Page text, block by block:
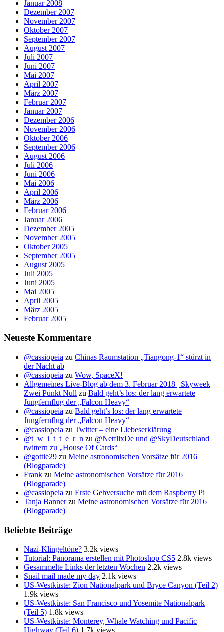
Januar 2008
Dezember 2007
November 2007
Oktober 2007
September 2007
August 2007
Juli 2007
Juni 2007
Mai 2007
April 2007
März 2007
Februar 2007
Januar 2007
Dezember 2006
November 2006
Oktober 2006
September 2006
August 2006
Juli 2006
Juni 2006
Mai 2006
April 2006
März 2006
Februar 2006
Januar 2006
Dezember 2005
November 2005
Oktober 2005
September 2005
August 2005
Juli 2005
Juni 2005
Mai 2005
April 2005
März 2005
Februar 2005
Neueste Kommentare
@cassiopeia zu Chinas Raumstation „Tiangong-1“ stürzt in
der Nacht ab
@cassiopeia zu Wow, SpaceX!
Allgemeines Live-Blog ab dem 3. Februar 2018 | Skyweek
Zwei Punkt Null zu Bald geht’s los: der lang erwartete
Jungfernflug der „Falcon Heavy“
@cassiopeia zu Bald geht’s los: der lang erwartete
Jungfernflug der „Falcon Heavy“
@cassiopeia zu Twitter – eine Liebeserklärung
@t_w_i_t_t_e_r_n zu @NetflixDe und @SkyDeutschland
twittern zu „House Of Cards“
@gottie29 zu Meine astronomischen Vorsätze für 2016
(Blogparade)
Frank zu Meine astronomischen Vorsätze für 2016
(Blogparade)
@cassiopeia zu Erste Gehversuche mit dem Raspberry Pi
Tanja Bannerzu Meine astronomischen Vorsätze für 2016
(Blogparade)
Beliebte Beiträge
Nazi-Klingeltöne? 3.2k views
Tutorial: Panorama erstellen mit Photoshop CS5 2.8k views
Gesammelte Links der letzten Wochen 2.2k views
Snail mail made my day 2.1k views
US-Westküste: Zion Nationalpark und Bryce Canyon (Teil 2)
1.9k views
US-Westküste: San Francisco und Yosemite Nationalpark
(Teil 5) 1.8k views
US-Westküste: Monterey, Whale Watching und Pacific